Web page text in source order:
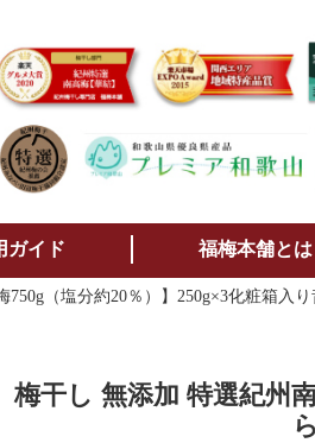
ガイド 福梅本舗とは
（塩分約20％）】250g×3化粧箱入
梅干し 無添加 特選紀州